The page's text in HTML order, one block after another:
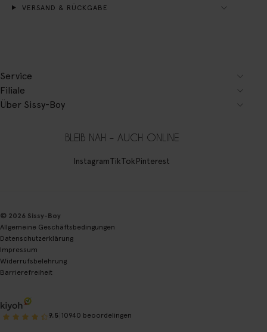
VERSAND & RÜCKGABE
Service
Filiale
Über Sissy-Boy
BLEIB NAH – AUCH ONLINE
InstagramTikTokPinterest
© 2026 Sissy-Boy
Allgemeine Geschäftsbedingungen
Datenschutzerklärung
Impressum
Widerrufsbelehrung
Barrierefreiheit
9.5 10940 beoordelingen